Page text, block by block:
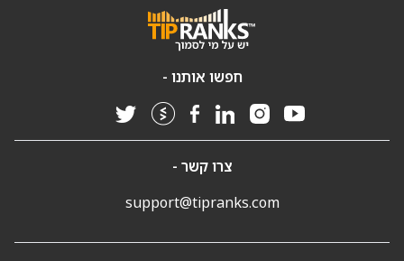
חפשו אותנו -
צרו קשר -
support@tipranks.com